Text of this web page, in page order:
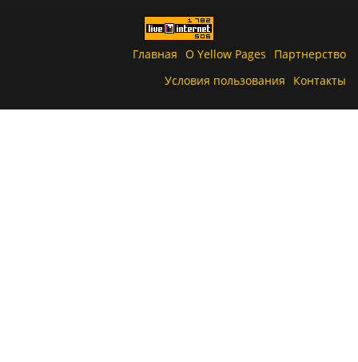
Главная О Yellow Pages
Партнерство
Условия пользования
Контакты